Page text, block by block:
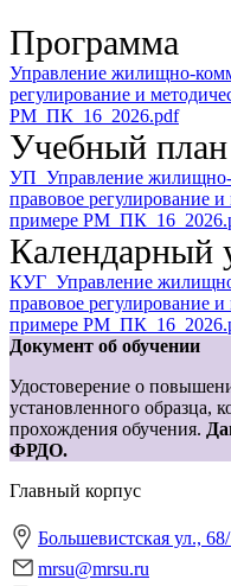
Программа
Управление жилищно-
регулирование и
РМ_ПК_16_2026.pdf
Учебный план
УП_Управление
правовое регулирование
примере
Календарный
КУГ_Управление
правовое регулирование
примере
Документ об обучении
Удостоверение о
установленного образца,
прохождения обучения.
ФРДО.
Главный корпус
Большевистская ул., 68/
mrsu@mrsu.ru